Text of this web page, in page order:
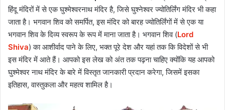
हिंदू मंदिरों में से एक घुश्मेश्वरनाथ मंदिर है, जिसे घुश्नेश्वर ज्योतिर्लिंग मंदिर भी कहा
जाता है। भगवान शिव को समर्पित, इस मंदिर को बारह ज्योतिर्लिंगों में से एक या
भगवान शिव के दिव्य स्वरूप के रूप में माना जाता है। भगवान शिव (Lord
Shiva) का आशीर्वाद पाने के लिए, भक्त पूरे देश और यहां तक ​​कि विदेशों से भी
इस मंदिर में आते हैं। आपको इस लेख को अंत तक पढ़ना चाहिए क्योंकि यह आपको
घुश्मेश्वर नाथ मंदिर के बारे में विस्तृत जानकारी प्रदान करेगा, जिसमें इसका
इतिहास, वास्तुकला और महत्व शामिल है।